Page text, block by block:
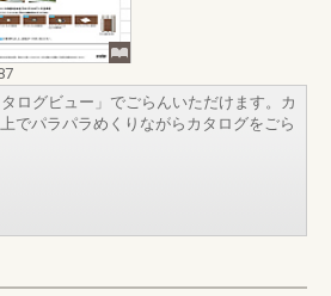
ログビュー」でごらんいただけます。カ
でパラパラめくりながらカタログをごら